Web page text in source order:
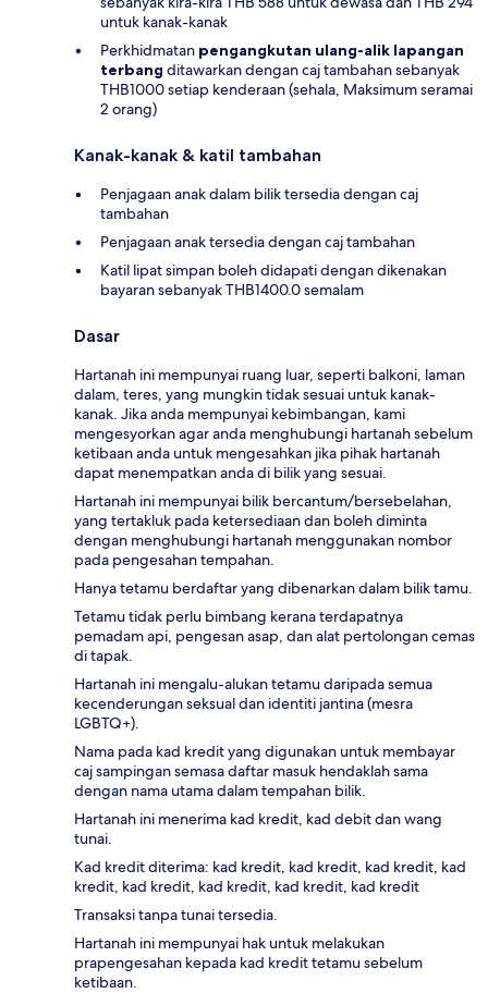
untuk kanak-kanak
Perkhidmatan pengangkutan ulang-alik lapangan
terbang ditawarkan dengan caj tambahan sebanyak
THB1000 setiap kenderaan (sehala, Maksimum seramai
2 orang)
Kanak-kanak & katil tambahan
Penjagaan anak dalam bilik tersedia dengan caj
tambahan
Penjagaan anak tersedia dengan caj tambahan
Katil lipat simpan boleh didapati dengan dikenakan
bayaran sebanyak THB1400.0 semalam
Dasar
Hartanah ini mempunyai ruang luar, seperti balkoni, laman
dalam, teres, yang mungkin tidak sesuai untuk kanak-
kanak. Jika anda mempunyai kebimbangan, kami
mengesyorkan agar anda menghubungi hartanah sebelum
ketibaan anda untuk mengesahkan jika pihak hartanah
dapat menempatkan anda di bilik yang sesuai.
Hartanah ini mempunyai bilik bercantum/bersebelahan,
yang tertakluk pada ketersediaan dan boleh diminta
dengan menghubungi hartanah menggunakan nombor
pada pengesahan tempahan.
Hanya tetamu berdaftar yang dibenarkan dalam bilik tamu.
Tetamu tidak perlu bimbang kerana terdapatnya
pemadam api, pengesan asap, dan alat pertolongan cemas
di tapak.
Hartanah ini mengalu-alukan tetamu daripada semua
kecenderungan seksual dan identiti jantina (mesra
LGBTQ+).
Nama pada kad kredit yang digunakan untuk membayar
caj sampingan semasa daftar masuk hendaklah sama
dengan nama utama dalam tempahan bilik.
Hartanah ini menerima kad kredit, kad debit dan wang
tunai.
Kad kredit diterima: kad kredit, kad kredit, kad kredit, kad
kredit, kad kredit, kad kredit, kad kredit, kad kredit
Transaksi tanpa tunai tersedia.
Hartanah ini mempunyai hak untuk melakukan
prapengesahan kepada kad kredit tetamu sebelum
ketibaan.